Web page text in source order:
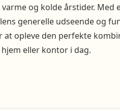
og kolde årstider. Med
generelle udseende og
opleve den perfekte
eller kontor i dag.